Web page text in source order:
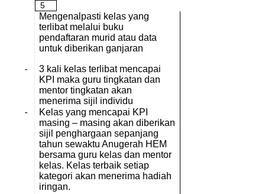
5
Mengenalpasti kelas yang
terlibat melalui buku
pendaftaran murid atau data
untuk diberikan ganjaran
-
3 kali kelas terlibat mencapai
KPI maka guru tingkatan dan
mentor tingkatan akan
menerima sijil individu
-
Kelas yang mencapai KPI
masing – masing akan diberikan
sijil penghargaan sepanjang
tahun sewaktu Anugerah HEM
bersama guru kelas dan mentor
kelas. Kelas terbaik setiap
kategori akan menerima hadiah
iringan.